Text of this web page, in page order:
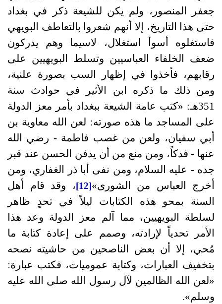
جعفر المنصور، ولم يكن للشيعة ذكر في بغداد
حتى هذا التاريخ، إلا أنهم شعروا بالتعاطف البويهي
فاستغلوه أسوأ استغلال، لاسيما وهم يدركون
ضعف الخلفاء العباسيين وتسلط البويهيين على
رقابهم، فأخذوا في إظهار السب بصورة علنية،
ومن ذلك ما ذكره ابن الأثير في حوادث سنة
351هـ: «كتب عامة الشيعة ببغداد بأمر معز الدولة
على المساجد ما هذه صورته: لعن الله معاوية بن
أبي سفيان، ولعن من غصب فاطمة - رضي الله
عنها - فدكاً، ومن منع من أن يدفن الحسن عند قبر
جده - عليه السلام، ومن نفى أبا ذر الغفاري، ومن
أخرج العباس من الشورى»
[12]
، وقد قام أهل
السنة بمحو هذه الكتابات ليلاً في تحدٍ ظاهر
لسلطة البويهيين، مما آلم معز الدولة وعد هذا
الأمر تحدياً لإرادته، وصمم على إعادة كتابة ما
مُحي، إلا أن بعض الناصحين من حاشيته نصحه
بتخفيف العبارات، وكتابة عموميات، فكتب عبارة:
«لعن الله الظالمين لآل رسول الله صلى الله عليه
وسلم».